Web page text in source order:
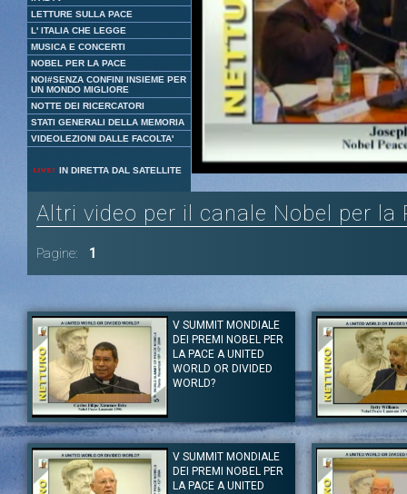
LETTURE SULLA PACE
L' ITALIA CHE LEGGE
MUSICA E CONCERTI
NOBEL PER LA PACE
NOI#SENZA CONFINI INSIEME PER
UN MONDO MIGLIORE
NOTTE DEI RICERCATORI
STATI GENERALI DELLA MEMORIA
VIDEOLEZIONI DALLE FACOLTA'
IN DIRETTA DAL SATELLITE
Unmute Loaded:
8.06%
Altri video per il canale Nobel per la
Pagine: 1
V SUMMIT MONDIALE
DEI PREMI NOBEL PER
LA PACE A UNITED
WORLD OR DIVIDED
WORLD?
Autore:Carlos Filipe Ximenes Belo
Canale:Nobel per la Pace 2004
In questo intervento il premio Nobel Carlos Filipe Ximenes Belo
mette in evidenza l’importanza di educare alla pace e al rispetto
dei diritti umani le generazioni di tutto il mondo. E’ fondamentale
Autore:Betty
Canale:Nobel per
Intervento di Betty
Tag:L'Uomo e la
V SUMMIT MONDIALE
DEI PREMI NOBEL PER
LA PACE A UNITED